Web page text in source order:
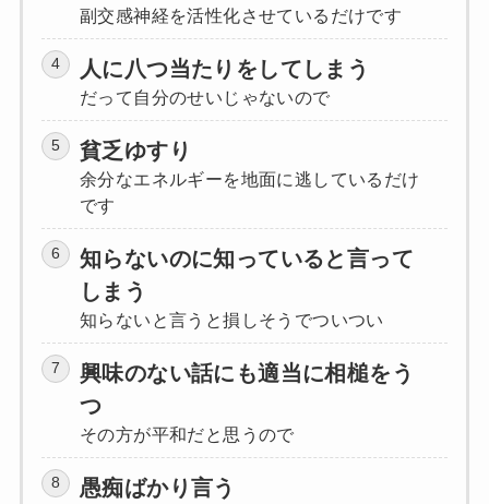
副交感神経を活性化させているだけです
人に八つ当たりをしてしまう
だって自分のせいじゃないので
貧乏ゆすり
余分なエネルギーを地面に逃しているだけ
です
知らないのに知っていると言って
しまう
知らないと言うと損しそうでついつい
興味のない話にも適当に相槌をう
つ
その方が平和だと思うので
愚痴ばかり言う